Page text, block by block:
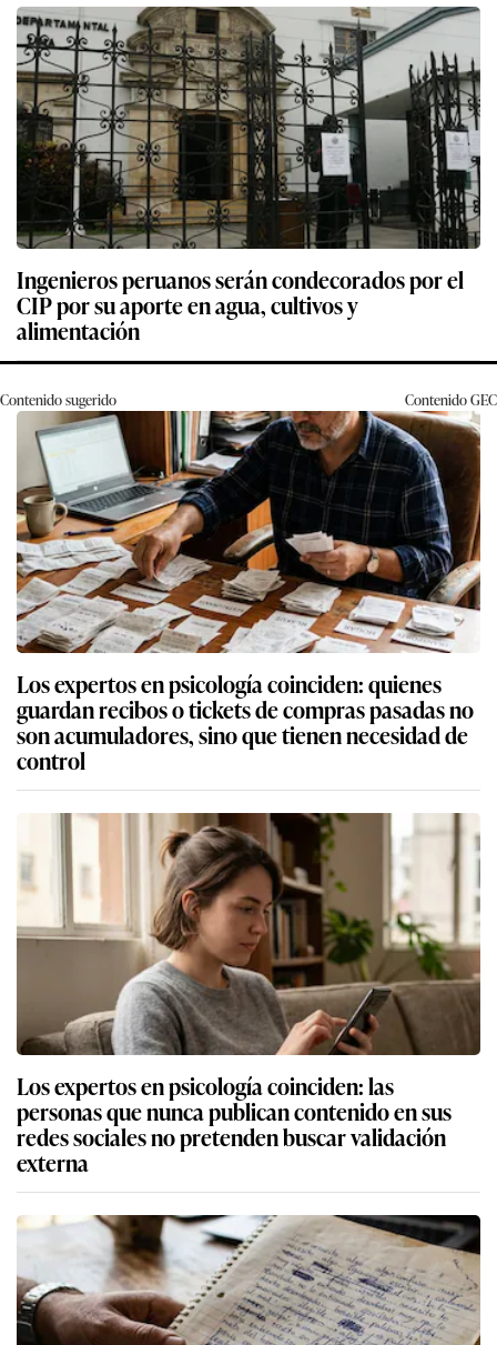
Ingenieros peruanos serán condecorados por el
CIP por su aporte en agua, cultivos y
alimentación
Contenido sugerido ContenidoGEC
Los expertos en psicología coinciden: quienes
guardan recibos o tickets de compras pasadas no
son acumuladores, sino que tienen necesidad de
control
Los expertos en psicología coinciden: las
personas que nunca publican contenido en sus
redes sociales no pretenden buscar validación
externa